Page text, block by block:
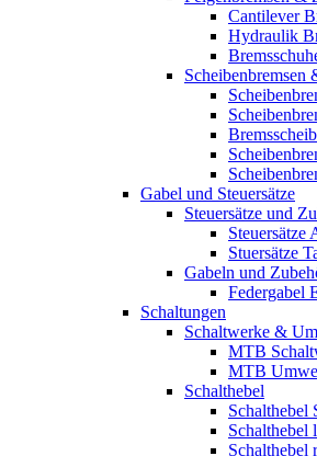
Cantilever
Hydraulik
Scheibenbremsen
Gabel und Steuersätze
Steuersätze und
Steuersätze
Stuersätze
Gabeln und
Federgabel
Schaltungen
Schaltwerke &
MTB
MTB
Schalthebel
Schalthebel
Schalthebel
Schalthebel